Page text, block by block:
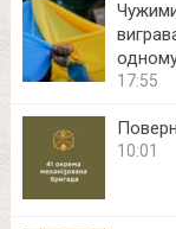
17:55
10:01